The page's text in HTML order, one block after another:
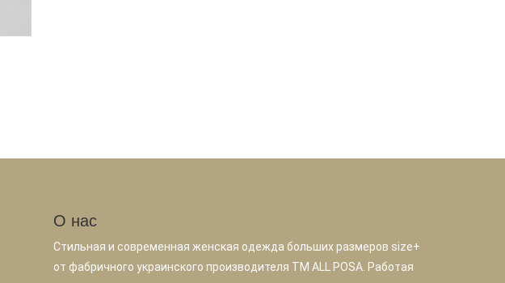
О нас
Стильная и современная женская одежда больших размеров size+
от фабричного украинского производителя TM ALL POSA. Работая